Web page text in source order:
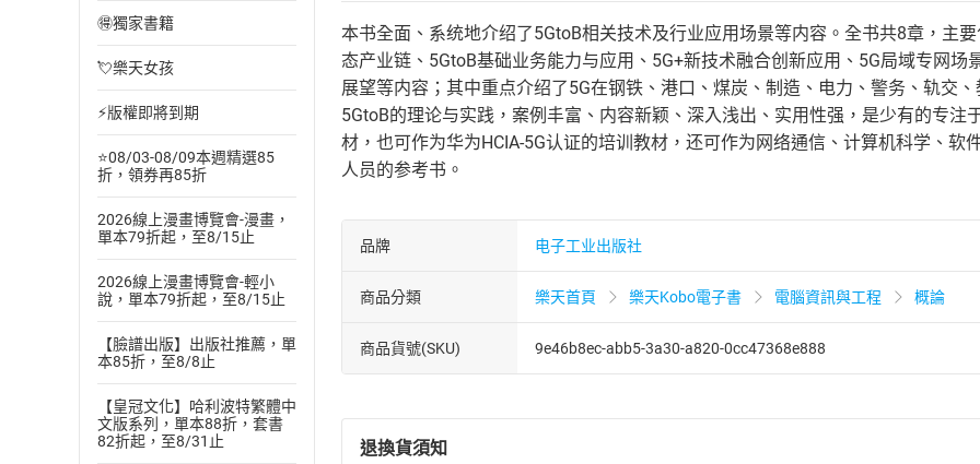
🉐獨家書籍
💘樂天女孩
⚡版權即將到期
⭐08/03-08/09本週精選85
折，領券再85折
2026線上漫畫博覽會-漫畫，
單本79折起，至8/15止
2026線上漫畫博覽會-輕小
說，單本79折起，至8/15止
【臉譜出版】出版社推薦，單
本85折，至8/8止
【皇冠文化】哈利波特繁體中
文版系列，單本88折，套書
82折起，至8/31止
本书全面、系统地介绍了5GtoB相关技术及行业应用场景等内容。全书共8章，主
态产业链、5GtoB基础业务能力与应用、5G+新技术融合创新应用、5G局域专网
展望等内容；其中重点介绍了5G在钢铁、港口、煤炭、制造、电力、警务、轨交
5GtoB的理论与实践，案例丰富、内容新颖、深入浅出、实用性强，是少有的专注
材，也可作为华为HCIA-5G认证的培训教材，还可作为网络通信、计算机科学、
人员的参考书。
品牌 电子工业出版社
商品分類 樂天首頁 樂天Kobo電子書 電腦資訊與工程 概論
商品貨號(SKU) 9e46b8ec-abb5-3a30-a820-0cc47368e888
退換貨須知